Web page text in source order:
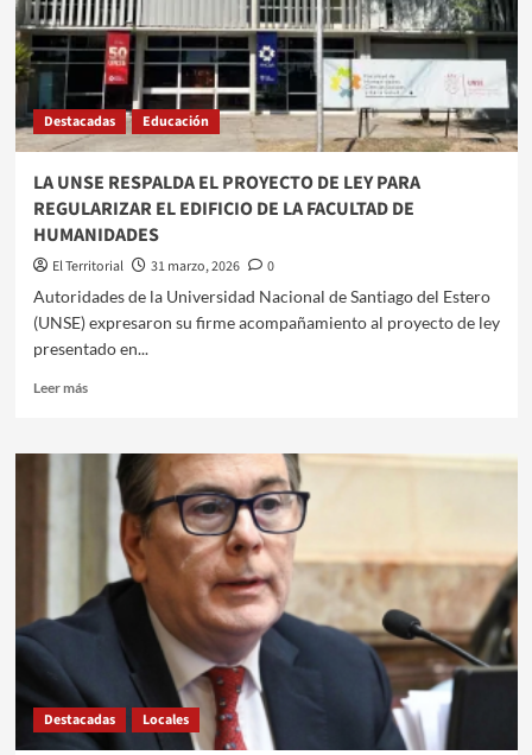
Destacadas Educación
LA UNSE RESPALDA EL PROYECTO DE LEY PARA
REGULARIZAR EL EDIFICIO DE LA FACULTAD DE
HUMANIDADES
El Territorial 31 marzo, 2026
0
Autoridades de la Universidad Nacional de Santiago del Estero
(UNSE) expresaron su firme acompañamiento al proyecto de ley
presentado en...
Leer másLeer
LA
UNSE
RESPALDA
PROYECTO
LEY
PARA
REGULARIZAR
EDIFICIO
DE
LA
FACULTAD
Destacadas Locales